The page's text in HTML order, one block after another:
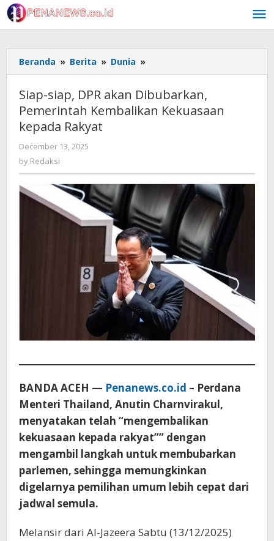
Skip
to
content
Beranda » Berita » Dunia »
siap,
akan
Dibubarkan,
Rakyat
Siap-siap, DPR akan Dibubarkan,
Pemerintah Kembalikan Kekuasaan
kepada Rakyat
December 13, 2025
by Redaksi
BANDA ACEH — Penanews.co.id – Perdana
Menteri Thailand, Anutin Charnvirakul,
menyatakan telah “mengembalikan
kekuasaan kepada rakyat”” dengan
mengambil langkah untuk membubarkan
parlemen, sehingga memungkinkan
digelarnya pemilihan umum lebih cepat dari
jadwal semula.
Melansir dari Al-Jazeera Sabtu (13/12/2025)